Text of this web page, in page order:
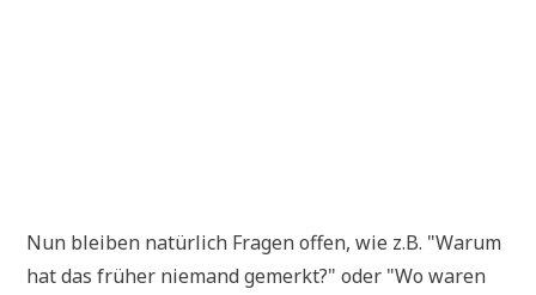
Nun blei­ben natür­lich Fra­gen offen, wie z.B. "War­um
hat das frü­her nie­mand gemerkt?" oder "Wo waren